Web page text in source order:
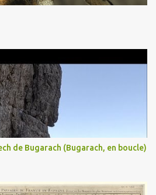
de Bugarach (Bugarach, en boucle)